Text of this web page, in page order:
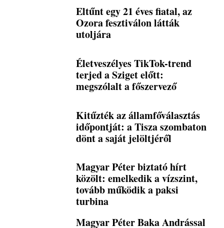
Eltűnt egy 21 éves fiatal, az
Ozora fesztiválon látták
utoljára
Életveszélyes TikTok-trend
terjed a Sziget előtt:
megszólalt a főszervező
Kitűzték az államfőválasztás
időpontját: a Tisza szombaton
dönt a saját jelöltjéről
Magyar Péter biztató hírt
közölt: emelkedik a vízszint,
tovább működik a paksi
turbina
Magyar Péter Baka Andrással